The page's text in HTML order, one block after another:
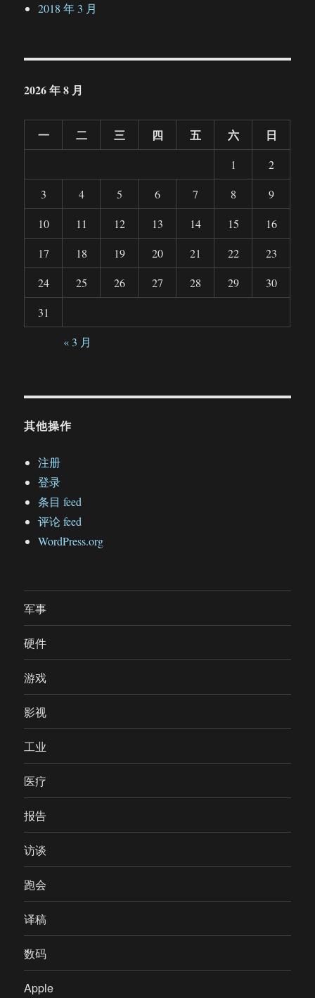
2018 年 3 月
2026 年 8 月
一 二 三 四 五 六 日
1
2
3
4 5 6 7 8
9
10
11 12 13 14 15
16
17
18 19 20 21 22
23
24
25 26 27 28 29
30
31
« 3 月
其他操作
注册
登录
条目 feed
评论 feed
WordPress.org
军事
硬件
游戏
影视
工业
医疗
报告
访谈
跑会
译稿
数码
Apple